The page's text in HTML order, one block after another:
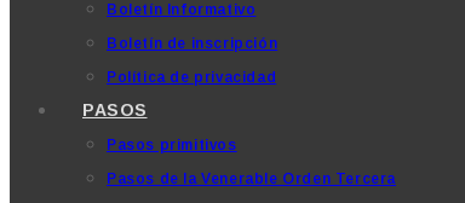
Boletín Informativo
Boletín de inscripción
Política de privacidad
PASOS
Pasos primitivos
Pasos de la Venerable Orden Tercera